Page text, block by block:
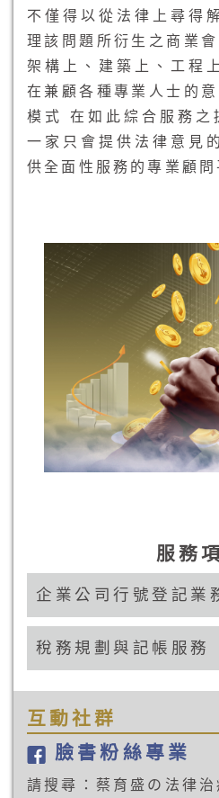
不僅得以從法律上尋得
理該問題所衍生之商業
架構上、建築上、工程
在兼顧各種專業人士的
模式 在如此綜合服務之
一家只會提供法律意見
供全面性服務的專業顧問
服務
企業公司行號登記業
稅務規劃與記帳服務
互動社群
臉書粉絲專業
請搜尋：蔡育盛の法律治